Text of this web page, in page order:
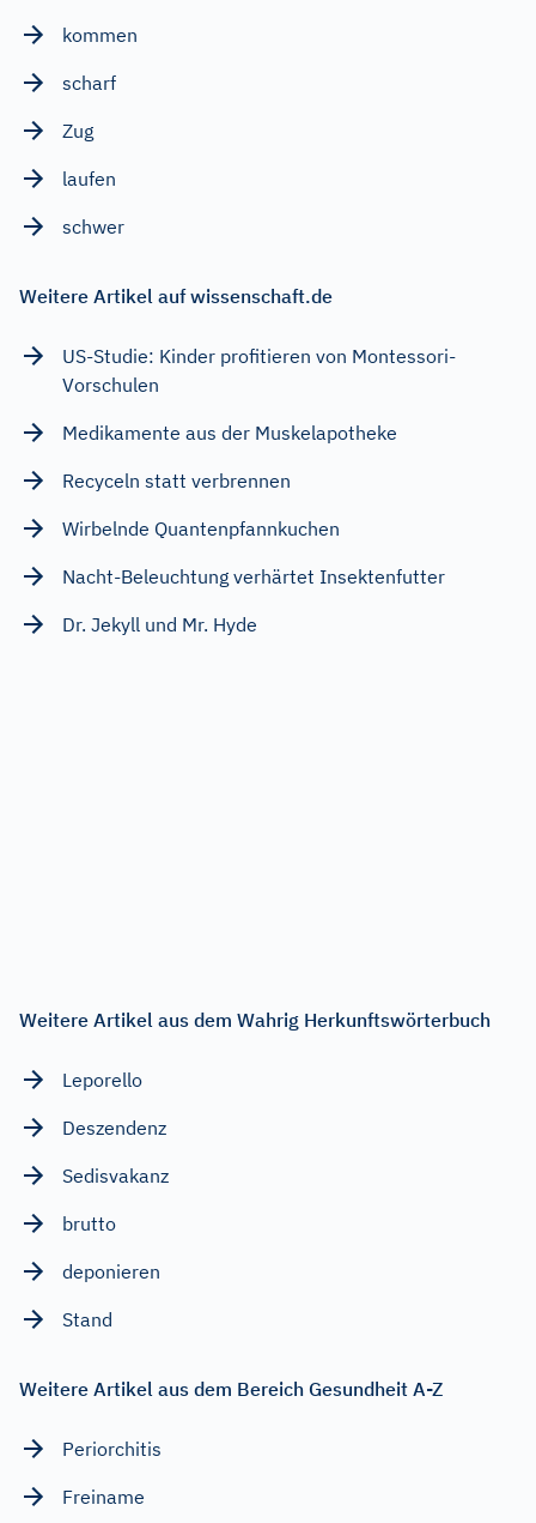
kommen
scharf
Zug
laufen
schwer
Weitere Artikel auf wissenschaft.de
US-Studie: Kinder profitieren von Montessori-
Vorschulen
Medikamente aus der Muskelapotheke
Recyceln statt verbrennen
Wirbelnde Quantenpfannkuchen
Nacht-Beleuchtung verhärtet Insektenfutter
Dr. Jekyll und Mr. Hyde
Weitere Artikel aus dem Wahrig Herkunftswörterbuch
Leporello
Deszendenz
Sedisvakanz
brutto
deponieren
Stand
Weitere Artikel aus dem Bereich Gesundheit A-Z
Periorchitis
Freiname